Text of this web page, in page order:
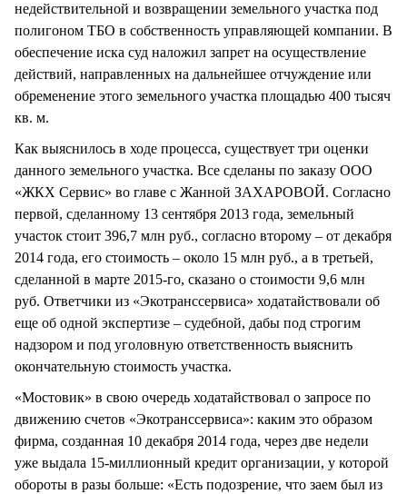
недействительной и возвращении земельного участка под
полигоном ТБО в собственность управляющей компании. В
обеспечение иска суд наложил запрет на осуществление
действий, направленных на дальнейшее отчуждение или
обременение этого земельного участка площадью 400 тысяч
кв. м.
Как выяснилось в ходе процесса, существует три оценки
данного земельного участка. Все сделаны по заказу ООО
«ЖКХ Сервис» во главе с Жанной ЗАХАРОВОЙ. Согласно
первой, сделанному 13 сентября 2013 года, земельный
участок стоит 396,7 млн руб., согласно второму – от декабря
2014 года, его стоимость – около 15 млн руб., а в третьей,
сделанной в марте 2015-го, сказано о стоимости 9,6 млн
руб. Ответчики из «Экотранссервиса» ходатайствовали об
еще об одной экспертизе – судебной, дабы под строгим
надзором и под уголовную ответственность выяснить
окончательную стоимость участка.
«Мостовик» в свою очередь ходатайствовал о запросе по
движению счетов «Экотранссервиса»: каким это образом
фирма, созданная 10 декабря 2014 года, через две недели
уже выдала 15-миллионный кредит организации, у которой
обороты в разы больше: «Есть подозрение, что заем был из